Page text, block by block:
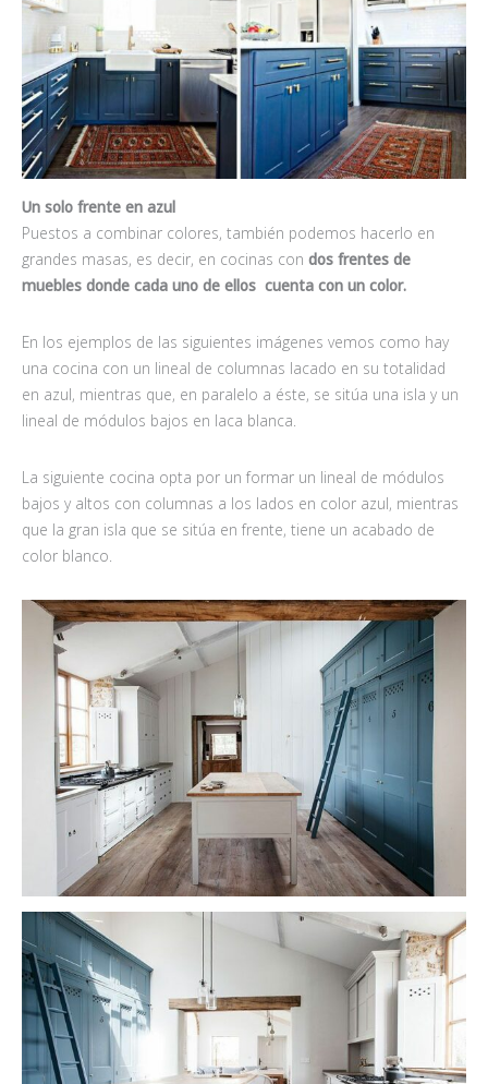
Un solo frente en azul
Puestos a combinar colores, también podemos hacerlo en
grandes masas, es decir, en cocinas con dos frentes de
muebles donde cada uno de ellos cuenta con un color.
En los ejemplos de las siguientes imágenes vemos como hay
una cocina con un lineal de columnas lacado en su totalidad
en azul, mientras que, en paralelo a éste, se sitúa una isla y un
lineal de módulos bajos en laca blanca.
La siguiente cocina opta por un formar un lineal de módulos
bajos y altos con columnas a los lados en color azul, mientras
que la gran isla que se sitúa en frente, tiene un acabado de
color blanco.